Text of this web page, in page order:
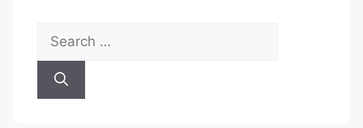
for: